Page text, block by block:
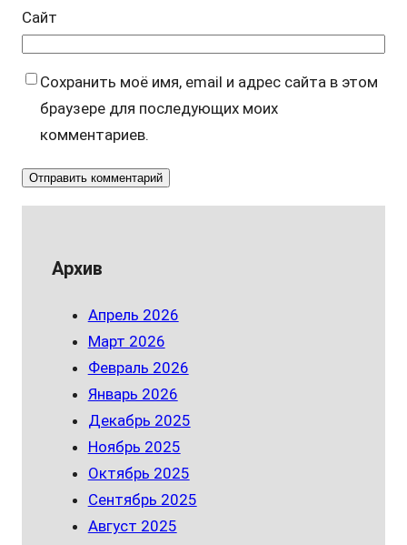
Сайт
Сохранить моё имя, email и адрес сайта в этом
браузере для последующих моих
комментариев.
Архив
Апрель 2026
Март 2026
Февраль 2026
Январь 2026
Декабрь 2025
Ноябрь 2025
Октябрь 2025
Сентябрь 2025
Август 2025